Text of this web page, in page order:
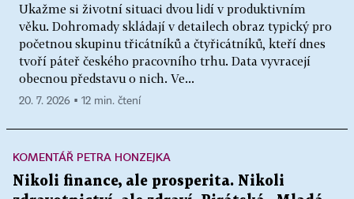
Ukažme si životní situaci dvou lidí v produktivním
věku. Dohromady skládají v detailech obraz typický pro
početnou skupinu třicátníků a čtyřicátníků, kteří dnes
tvoří páteř českého pracovního trhu. Data vyvracejí
obecnou představu o nich. Ve...
20. 7. 2026 ▪ 12 min. čtení
KOMENTÁŘ PETRA HONZEJKA
Nikoli finance, ale prosperita. Nikoli